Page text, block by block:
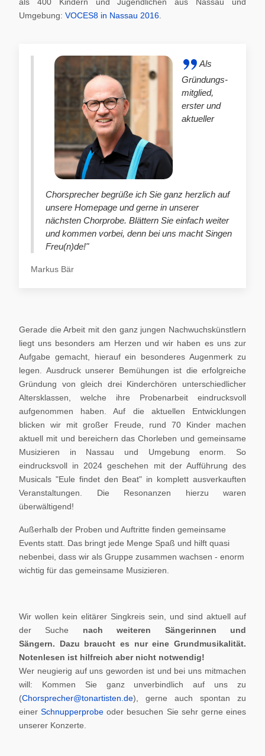
Umgebung: VOCES8 in Nassau 2016
Als
Gründungs-
mitglied,
erster und
aktueller
Chorsprecher begrüße ich Sie ganz herzlich auf
unsere Homepage und gerne in unserer
nächsten Chorprobe. Blättern Sie einfach weiter
und kommen vorbei, denn bei uns macht Singen
Freu(n)de!"
Markus Bär
Gerade die Arbeit mit den ganz jungen Nachwuchskünstlern
liegt uns besonders am Herzen und wir haben es uns zur
Aufgabe gemacht, hierauf ein besonderes Augenmerk zu
legen. Ausdruck unserer Bemühungen ist die erfolgreiche
Gründung von gleich drei Kinderchören unterschiedlicher
Altersklassen, welche ihre Probenarbeit eindrucksvoll
aufgenommen haben. Auf die aktuellen Entwicklungen
blicken wir mit großer Freude, rund 70 Kinder machen
aktuell mit und bereichern das Chorleben und gemeinsame
Musizieren in Nassau und Umgebung enorm. So
eindrucksvoll in 2024 geschehen mit der Aufführung des
Musicals "Eule findet den Beat" in komplett ausverkauften
Veranstaltungen. Die Resonanzen hierzu waren
überwältigend!
Außerhalb der Proben und Auftritte finden gemeinsame
Events statt. Das bringt jede Menge Spaß und hilft quasi
nebenbei, dass wir als Gruppe zusammen wachsen - enorm
wichtig für das gemeinsame Musizieren.
Wir wollen kein elitärer Singkreis sein, und sind aktuell auf
der Suche nach weiteren Sängerinnen und
Sängern. Dazu braucht es nur eine Grundmusikalität.
Notenlesen ist hilfreich aber nicht notwendig!
Wer neugierig auf uns geworden ist und bei uns mitmachen
will: Kommen Sie ganz unverbindlich auf uns zu
(Chorsprecher@tonartisten.de), gerne auch spontan zu
einerSchnupperprobe oder besuchen Sie sehr gerne eines
unserer Konzerte.